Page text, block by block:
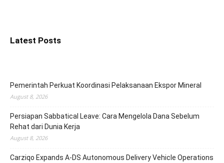
Latest Posts
Pemerintah Perkuat Koordinasi Pelaksanaan Ekspor Mineral
August 8, 2026
Persiapan Sabbatical Leave: Cara Mengelola Dana Sebelum
Rehat dari Dunia Kerja
August 8, 2026
Carziqo Expands A-DS Autonomous Delivery Vehicle Operations